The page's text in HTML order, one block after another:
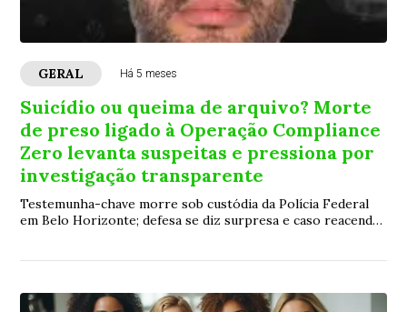
GERAL Há 5 meses
Suicídio ou queima de arquivo? Morte
de preso ligado à Operação Compliance
Zero levanta suspeitas e pressiona por
investigação transparente
Testemunha-chave morre sob custódia da Polícia Federal
em Belo Horizonte; defesa se diz surpresa e caso reacende